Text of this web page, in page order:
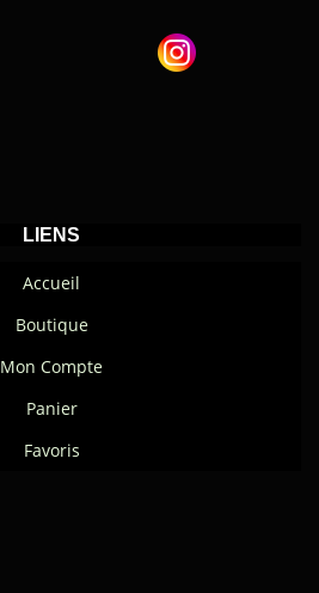
LIENS
Accueil
Boutique
Mon Compte
Panier
Favoris